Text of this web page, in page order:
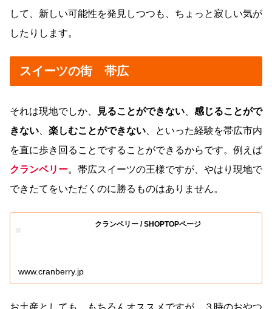
して、新しい可能性を発見しつつも、ちょっと寂しい気が
したりします。
スイーツの街 帯広
それは現地でしか、 見ることができない
感じることがで
きない
楽しむことができない 、といった経験を帯広市内
を直に歩き回ることですることができるからです。例えば
クランベリー。帯広スイーツの王様ですが、やはり現地で
できたてをいただくのに勝るものはありません。
クランベリー / SHOPTOPページ
www.cranberry.jp